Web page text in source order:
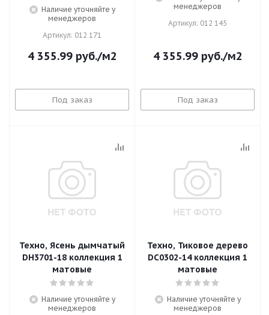
Наличие уточняйте у
менеджеров
Артикул: 012 171
4 355.99руб./м2
Под заказ
менеджеров
Артикул: 012 145
4 355.99руб./м2
Под заказ
Техно, Ясень дымчатый
DH3701-18 коллекция 1
матовые
Наличие уточняйте у
менеджеров
Техно, Тиковое дерево
DC0302-14 коллекция 1
матовые
Наличие уточняйте у
менеджеров